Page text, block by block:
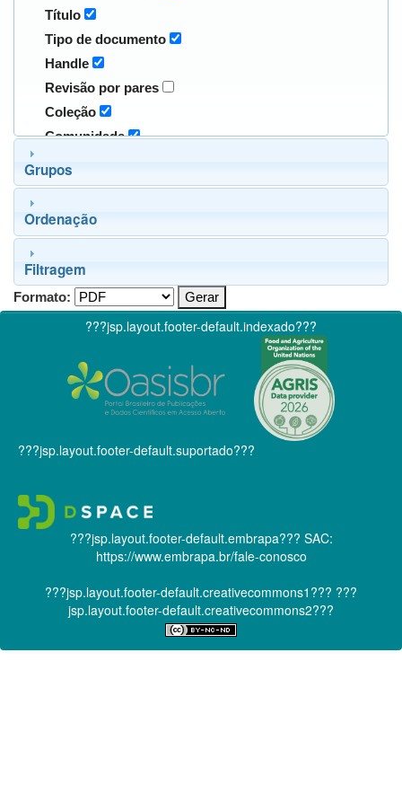
Título
Tipo de documento
Handle
Revisão por pares
Coleção
Comunidade
Grupos
Ordenação
Filtragem
Formato:
???jsp.layout.footer-default.indexado???
???jsp.layout.footer-default.suportado???
???jsp.layout.footer-default.embrapa??? SAC:
https://www.embrapa.br/fale-conosco
???jsp.layout.footer-default.creativecommons1??? ???
jsp.layout.footer-default.creativecommons2???